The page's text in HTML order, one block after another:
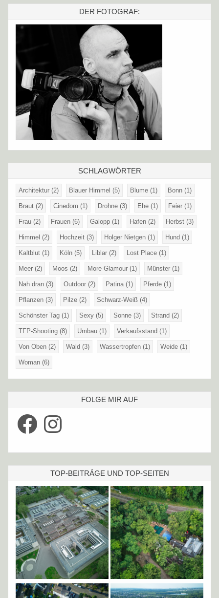
DER FOTOGRAF:
SCHLAGWÖRTER
Architektur (2) Blauer Himmel (5) Blume (1) Bonn (1)
Braut (2) Cinedom (1) Drohne (3) Ehe (1) Feier (1)
Frau (2) Frauen (6) Galopp (1) Hafen (2) Herbst (3)
Himmel (2) Hochzeit (3) Holger Nietgen (1) Hund (1)
Kaltblut (1) Köln (5) Liblar (2) Lost Place (1)
Meer (2) Moos (2) More Glamour (1) Münster (1)
Nah dran (3) Outdoor (2) Patina (1) Pferde (1)
Pflanzen (3) Pilze (2) Schwarz-Weiß (4)
Schönster Tag (1) Sexy (5) Sonne (3) Strand (2)
TFP-Shooting (8) Umbau (1) Verkaufsstand (1)
Von Oben (2) Wald (3) Wassertropfen (1) Weide (1)
Woman (6)
FOLGE MIR AUF
Facebook Instagram
TOP-BEITRÄGE UND TOP-SEITEN